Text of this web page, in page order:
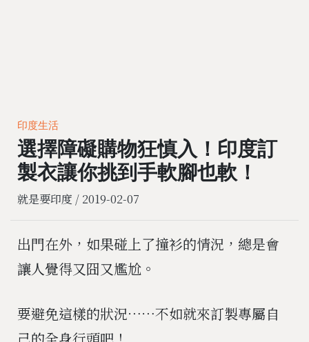
印度生活
選擇障礙購物狂慎入！印度訂
製衣讓你挑到手軟腳也軟！
就是要印度 / 2019-02-07
出門在外，如果碰上了撞衫的情況，總是會
讓人覺得又囧又尷尬。
要避免這樣的狀況⋯⋯不如就來訂製專屬自
己的全身行頭吧！